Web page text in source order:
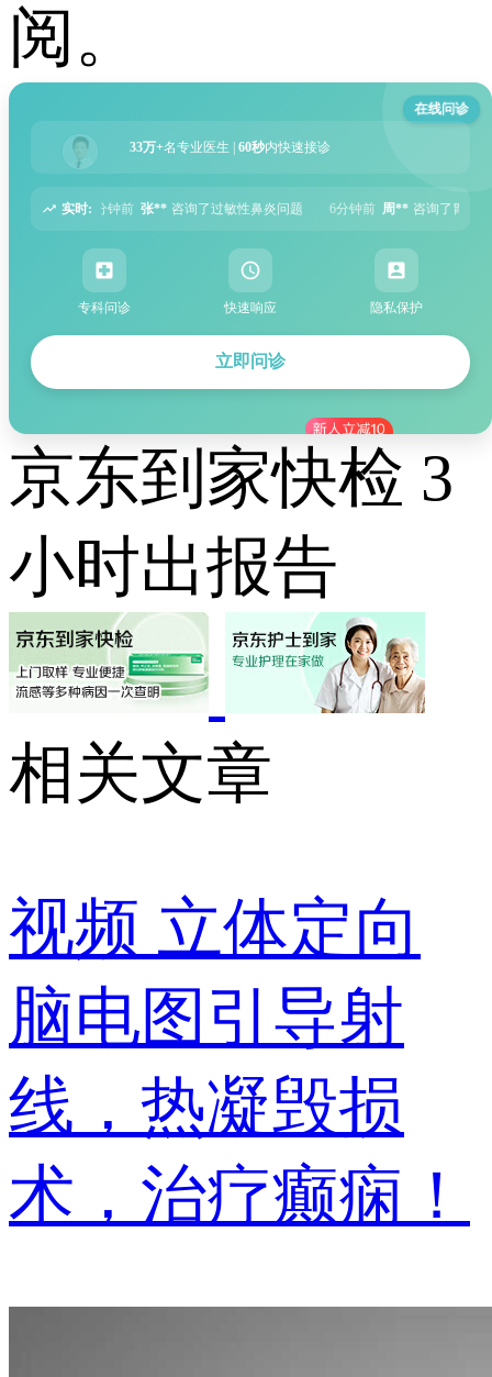
阅。
在线问诊
33万+名专业医生 | 60秒内快速接诊
实时:
了过敏性鼻炎问题 6分钟前 周** 咨询了胃痛问题 8分钟前 王** 咨询了头
专科问诊 快速响应 隐私保护
立即问诊
京东到家快检 3
小时出报告
相关文章
视频 立体定向
脑电图引导射
线，热凝毁损
术，治疗癫痫！